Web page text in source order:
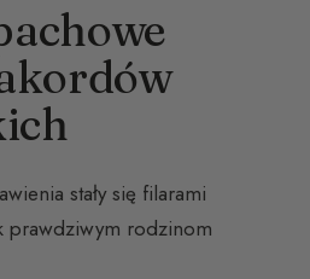
stały się filarami
prawdziwym rodzinom